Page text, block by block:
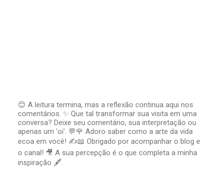
P
o
s
t
a
r
u
😊 A leitura termina, mas a reflexão continua aqui nos
comentários. ✨ Que tal transformar sua visita em uma
conversa? Deixe seu comentário, sua interpretação ou
apenas um 'oi'. 💬🌹 Adoro saber como a arte da vida
ecoa em você! ✍️📖 Obrigado por acompanhar o blog e
o canal! 🎥 A sua percepção é o que completa a minha
inspiração 🖋️.